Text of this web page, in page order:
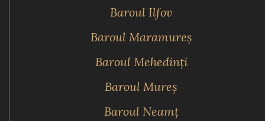
Baroul Ilfov
Baroul Maramureş
Baroul Mehedinţi
Baroul Mureş
Baroul Neamţ